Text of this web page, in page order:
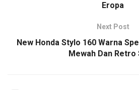
Eropa
Next Post
New Honda Stylo 160 Warna
Mewah Dan Retro